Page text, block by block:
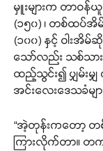
မှူးများက တာဝန်
(၁၅၀) ၊ တစ်ထပ်အိ
(၁၀၀) နှင့် ဝါးအိ
သော်လည်း သစ်သား
ထည့်သွင်း၍ ပျှမ်းမျှ
အင်းလေးဒေသခံမျ
“အဲ့တုန်းကတော့ တ
ကြားလိုက်တာ။ တ